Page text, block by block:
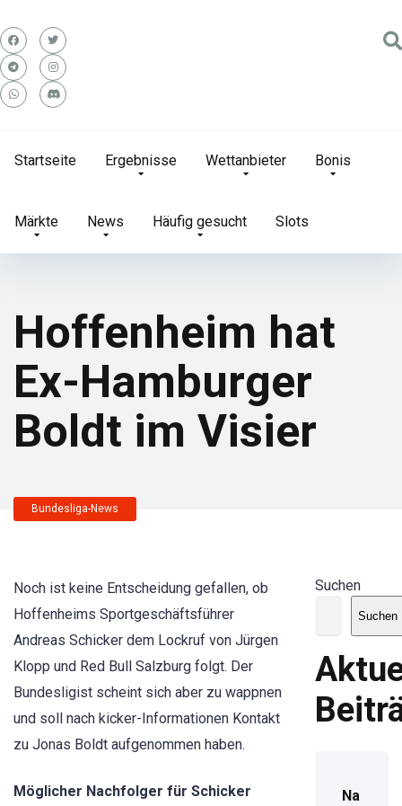
Startseite Ergebnisse Wettanbieter Bonis
Märkte News Häufig gesucht Slots
Hoffenheim hat
Ex-Hamburger
Boldt im Visier
Bundesliga-News
Noch ist keine Entscheidung gefallen, ob
Hoffenheims Sportgeschäftsführer
Andreas Schicker dem Lockruf von Jürgen
Klopp und Red Bull Salzburg folgt. Der
Bundesligist scheint sich aber zu wappnen
und soll nach kicker-Informationen Kontakt
zu Jonas Boldt aufgenommen haben.
Möglicher Nachfolger für Schicker
Suchen
Suchen
Na